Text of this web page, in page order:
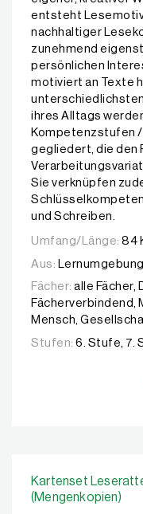
entsteht
nachhaltiger
zunehmend
persönlichen
motiviert an Texte
ihres Alltags
Kompetenzstufen
gegliedert, die den
Sie verknüpfen
und Schreiben.
Umfang/Länge: 84
Aus:
Fächer: alle Fächer,
Fächerverbindend,
Mensch,
Stufen: 6. Stufe, 7.
Kartenset
(Mengenkopien)